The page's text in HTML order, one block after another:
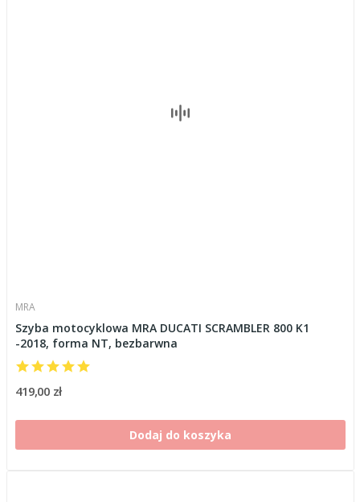
MRA
Szyba motocyklowa MRA DUCATI SCRAMBLER 800 K1
-2018, forma NT, bezbarwna
419,00 zł
Dodaj do koszyka